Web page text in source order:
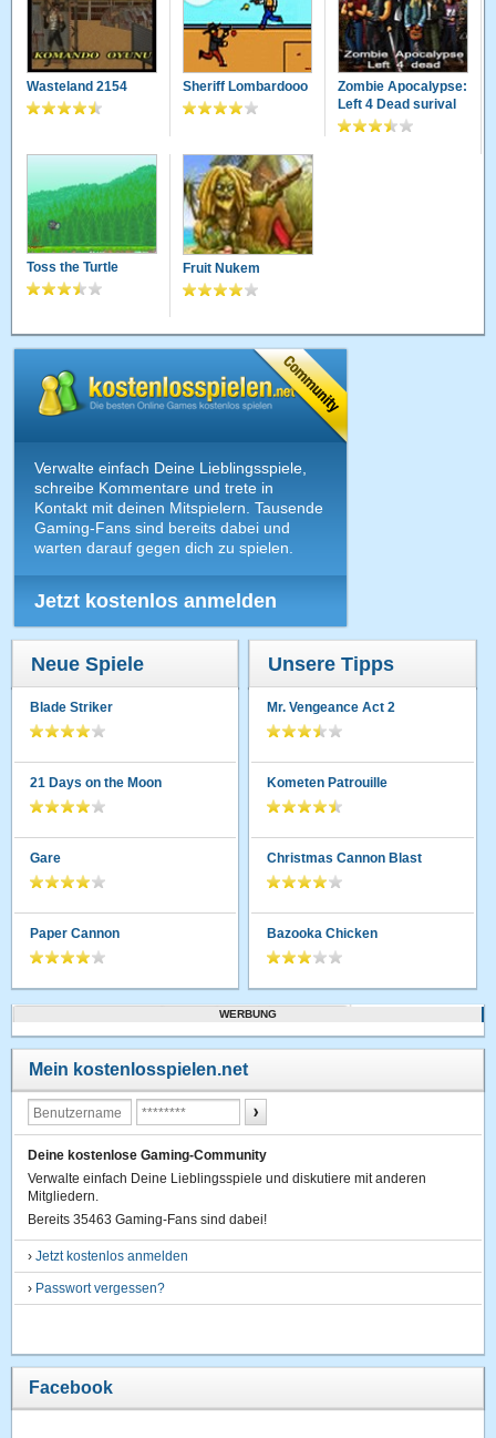
Wasteland 2154 Sheriff Lombardooo
Zombie Apocalypse:
Left 4 Dead surival
Toss the Turtle Fruit Nukem
Verwalte einfach Deine Lieblingsspiele,
schreibe Kommentare und trete in
Kontakt mit deinen Mitspielern. Tausende
Gaming-Fans sind bereits dabei und
warten darauf gegen dich zu spielen.
Jetzt kostenlos anmelden
Neue Spiele
Blade Striker
21 Days on the Moon
Gare
Paper Cannon
Unsere Tipps
Mr. Vengeance Act 2
Kometen Patrouille
Christmas Cannon Blast
Bazooka Chicken
WERBUNG
Mein kostenlosspielen.net
Deine kostenlose Gaming-Community
Verwalte einfach Deine Lieblingsspiele und diskutiere mit anderen
Mitgliedern.
Bereits 35463 Gaming-Fans sind dabei!
›Jetzt kostenlos anmelden
› Passwort vergessen?
Facebook